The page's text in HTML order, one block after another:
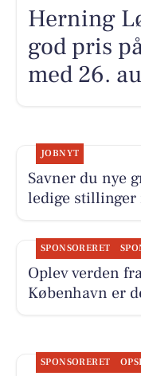
Herning
god pris
med 26.
JOBNYT
Savner du nye
ledige stillinger
SPONSORERET
Oplev verden
København er
SPONSORERET